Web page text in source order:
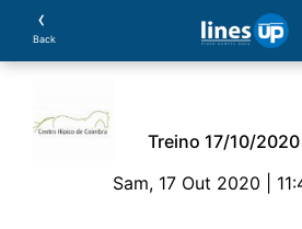
‹
Back
Treino 17/10/2020
Sam, 17 Out 2020 |